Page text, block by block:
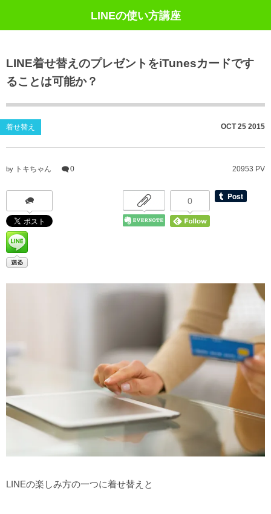
LINEの使い方講座
LINE着せ替えのプレゼントをiTunesカードです
ることは可能か？
着せ替え OCT 25 2015
by トキちゃん 0 20953 PV
0
LINEの楽しみ方の一つに着せ替えと